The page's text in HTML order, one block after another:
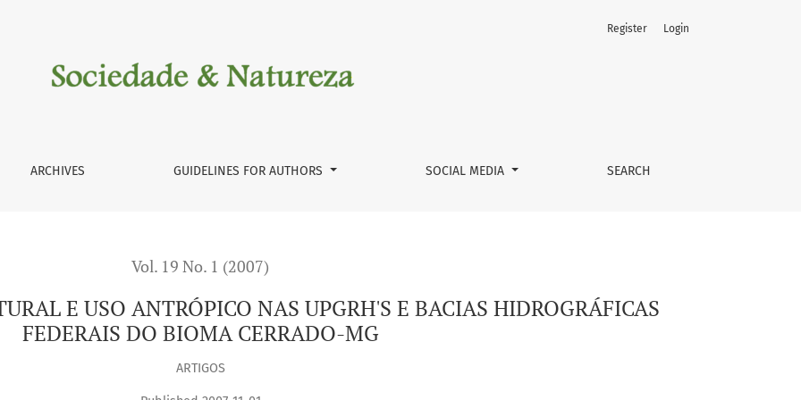
NAS UPGRH'S E BACIAS HIDROGRÁFICAS FEDERAIS DO BIOMA CERRADO-MG
ARCHIVES GUIDELINES FOR AUTHORS SOCIAL MEDIA SEARCH
Register Login
Vol. 19 No. 1 (2007)
E USO ANTRÓPICO NAS UPGRH'S E BACIAS HIDROGRÁFICAS
FEDERAIS DO BIOMA CERRADO-MG
ARTIGOS